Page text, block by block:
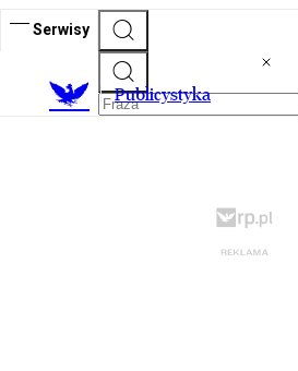
Serwisy
Publicystyka